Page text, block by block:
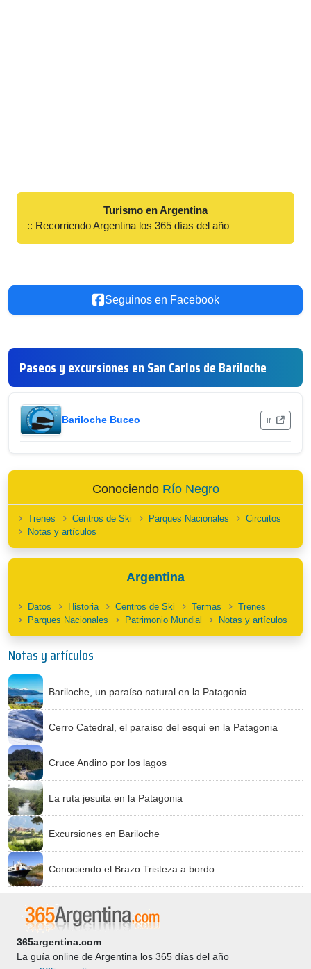
Turismo en Argentina
:: Recorriendo Argentina los 365 días del año
Seguinos en Facebook
Paseos y excursiones en San Carlos de Bariloche
Bariloche Buceo ir
Conociendo Río Negro
Trenes Centros de Ski Parques Nacionales
Circuitos
Notas y artículos
Argentina
Datos Historia Centros de Ski Termas
Trenes
Parques Nacionales
Patrimonio Mundial Notas y artículos
Notas y artículos
Bariloche, un paraíso natural en la Patagonia
Cerro Catedral, el paraíso del esquí en la Patagonia
Cruce Andino por los lagos
La ruta jesuita en la Patagonia
Excursiones en Bariloche
Conociendo el Brazo Tristeza a bordo
365argentina.com
La guía online de Argentina los 365 días del año